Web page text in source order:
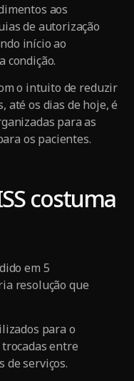
aos
de autorização
início ao
condição.
o intuito de reduzir
até os dias de hoje, é
para as
os pacientes.
costuma
em 5
resolução que
para o
entre
de serviços.